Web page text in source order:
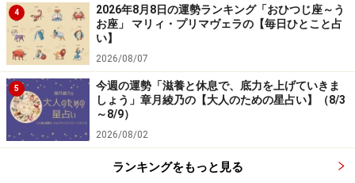
4
2026年8月8日の運勢ランキング「おひつじ座～う
お座」 マリィ・プリマヴェラの【毎日ひとこと占
い】
2026/08/07
5
今週の運勢「滋養と休息で、底力を上げていきま
しょう」章月綾乃の【大人のための星占い】（8/3
～8/9）
2026/08/02
ランキングをもっと見る